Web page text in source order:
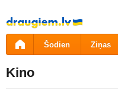
Pāriet
uz
saturu
Šodien Ziņas
Kino